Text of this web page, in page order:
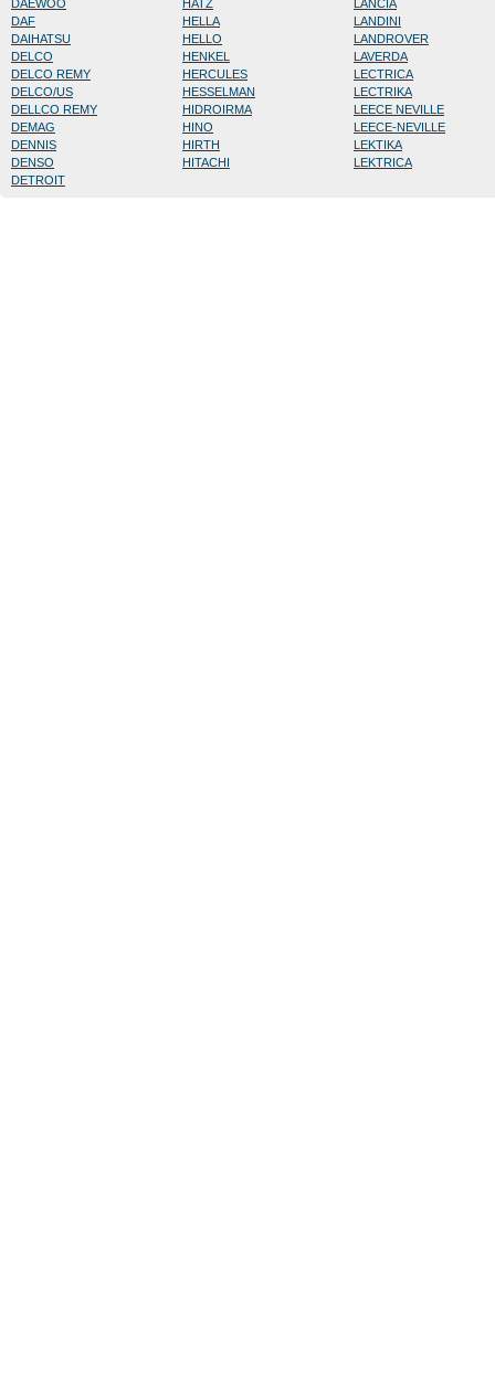
DAEWOO
DAF
DAIHATSU
DELCO
DELCO REMY
DELCO/US
DELLCO REMY
DEMAG
DENNIS
DENSO
DETROIT
HATZ
HELLA
HELLO
HENKEL
HERCULES
HESSELMAN
HIDROIRMA
HINO
HIRTH
HITACHI
LANCIA
LANDINI
LANDROVER
LAVERDA
LECTRICA
LECTRIKA
LEECE NEVILLE
LEECE-NEVILLE
LEKTIKA
LEKTRICA